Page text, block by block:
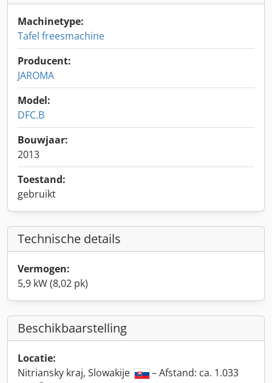
Machinetype:
Tafel freesmachine
Producent:
JAROMA
Model:
DFC.B
Bouwjaar:
2013
Toestand:
gebruikt
Technische details
Vermogen:
5,9 kW (8,02 pk)
Beschikbaarstelling
Locatie:
Nitriansky kraj, Slowakije
– Afstand: ca. 1.033